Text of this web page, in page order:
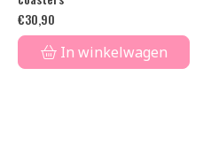
€30,90
In winkelwagen